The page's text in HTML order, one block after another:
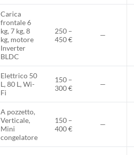
Carica
frontale 6
kg, 7 kg, 8
kg, motore
Inverter
BLDC
250 –
450 €
—
Elettrico 50
L, 80 L, Wi-
Fi
150 –
300 €
—
A pozzetto,
Verticale,
Mini
congelatore
150 –
400 €
—